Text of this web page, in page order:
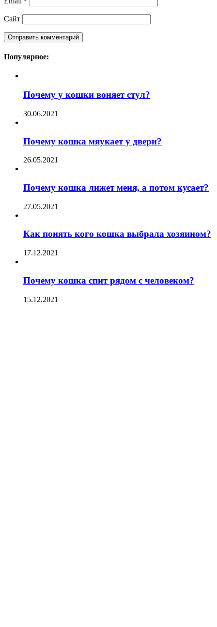
Сайт
Популярное:
Почему у кошки воняет стул?
30.06.2021
Почему кошка мяукает у двери?
26.05.2021
Почему кошка лижет меня, а потом кусает?
27.05.2021
Как понять кого кошка выбрала хозяином?
17.12.2021
Почему кошка спит рядом с человеком?
15.12.2021